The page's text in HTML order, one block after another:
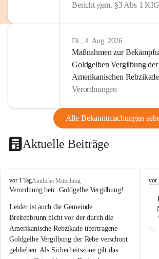
Bericht gem. §3 Abs 1
Di., 4. Aug. 2026
Maßnahmen zur
Goldgelben Vergilbung
Amerikanischen Rebzikade
Verordnungen
Alle Bekanntmachungen
Aktuelle Beiträge
B
r
i
t
e
n
b
r
vor 1 TagAmtliche Mitteilung
Verordnung betr. Goldgelbe Vergilbung!
Leider ist auch die Gemeinde
Breitenbrunn nicht vor der durch die
Amerikanische Rebzikade übertragene
Goldgelbe Vergilbung der Rebe verschont
geblieben. Als Sicherheitszone gilt das
B
e
vor